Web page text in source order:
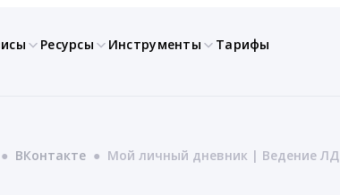
Ресурсы Инструменты Тарифы
● ВКонтакте ● Мой личный дневник | Ведение ЛД